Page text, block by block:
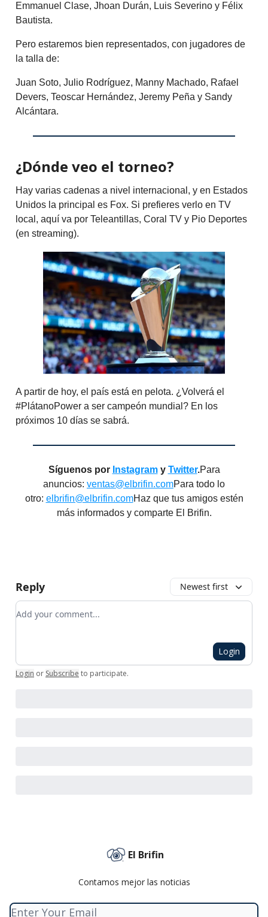
Emmanuel Clase, Jhoan Durán, Luis Severino y Félix
Bautista.
Pero estaremos bien representados, con jugadores de
la talla de:
Juan Soto, Julio Rodríguez, Manny Machado, Rafael
Devers, Teoscar Hernández, Jeremy Peña y Sandy
Alcántara.
¿Dónde veo el torneo?
Hay varias cadenas a nivel internacional, y en Estados
Unidos la principal es Fox. Si prefieres verlo en TV
local, aquí va por Teleantillas, Coral TV y Pio Deportes
(en streaming).
A partir de hoy, el país está en pelota. ¿Volverá el
#PlátanoPower a ser campeón mundial? En los
próximos 10 días se sabrá.
Síguenos por Instagramy Twitter.Para
anuncios: ventas@elbrifin.comPara todo lo
otro: elbrifin@elbrifin.comHaz que tus amigos estén
más informados y comparte El Brifin.
Reply Newest first
Add your comment
Login
Login or Subscribe to participate.
El Brifin
Contamos mejor las noticias